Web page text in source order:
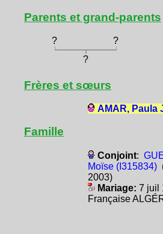
Parents et grand-parents
? ?
?
Frères et sœurs
AMAR, Paula
Famille
Conjoint:
Moïse (I315834)
2003)
Mariage: 7 juil
Française